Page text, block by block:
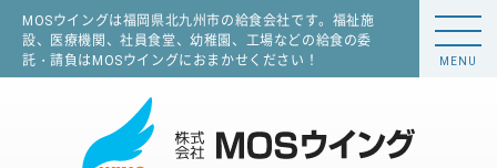
MOSウイングは福岡県北九州市の給食会社です。福祉施
設、医療機関、社員食堂、幼稚園、工場などの給食の委
託・請負はMOSウイングにおまかせください！
MENU